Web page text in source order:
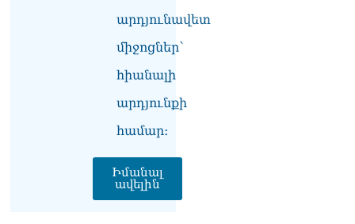
արդյունավետ
միջոցներ՝
հիանալի
արդյունքի
համար։
Իմանալ
ավելին